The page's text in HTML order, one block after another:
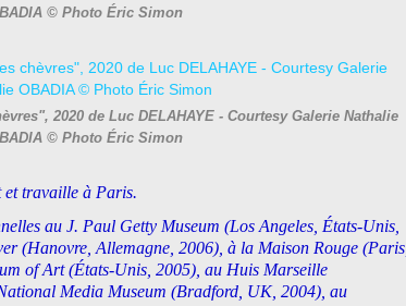
© Photo Éric Simon
2020 de Luc DELAHAYE - Courtesy Galerie Nathalie
© Photo Éric Simon
et travaille à Paris.
au J. Paul Getty Museum (Los Angeles, États-Unis,
(Hanovre, Allemagne, 2006), à la Maison Rouge (Paris,
of Art (États-Unis, 2005), au Huis Marseille
Media Museum (Bradford, UK, 2004), au